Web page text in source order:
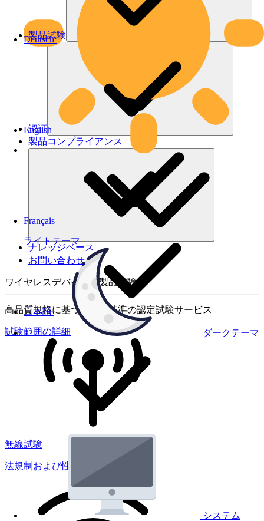
ライトテーマ
ダークテーマ
システム
Deutsch
English
Français
日本語
製品試験
認証
製品コンプライアンス
ナレッジベース
お問い合わせ
ワイヤレスデバイスの製品試験
高品質規格に基づく国際基準の認定試験サービス
試験範囲の詳細
無線試験
法規制および性能試験